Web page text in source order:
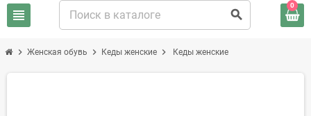
view_headline search
0
chevron_right Женская обувь chevron_right Кеды женские chevron_right Кеды женские